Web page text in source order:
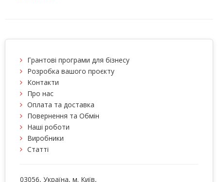
Грантові програми для бізнесу
Розробка вашого проєкту
Контакти
Про нас
Оплата та доставка
Повернення та Обмін
Наші роботи
Виробники
Статті
03056, Україна, м. Київ,